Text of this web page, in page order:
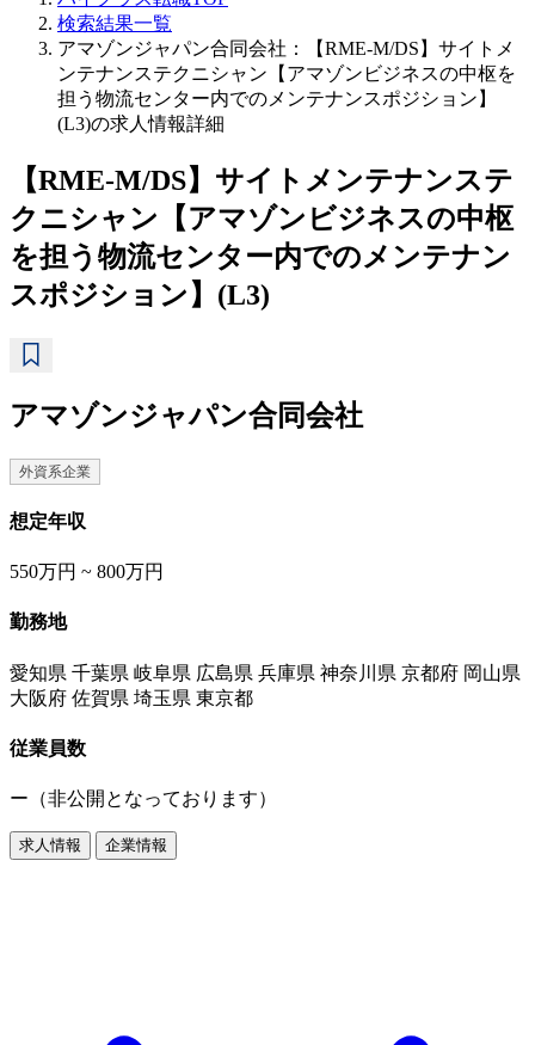
検索結果一覧
アマゾンジャパン合同会社：【RME-M/DS】サイトメ
ンテナンステクニシャン【アマゾンビジネスの中枢を
担う物流センター内でのメンテナンスポジション】
(L3)の求人情報詳細
【RME-M/DS】サイトメンテナンステ
クニシャン【アマゾンビジネスの中枢
を担う物流センター内でのメンテナン
スポジション】(L3)
アマゾンジャパン合同会社
外資系企業
想定年収
550万円 ~ 800万円
勤務地
愛知県 千葉県 岐阜県 広島県 兵庫県 神奈川県 京都府 岡山県
大阪府 佐賀県 埼玉県 東京都
従業員数
ー（非公開となっております）
求人情報 企業情報